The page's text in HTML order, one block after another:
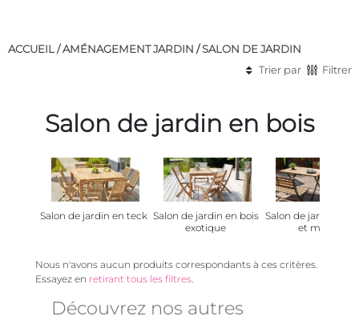
ACCUEIL /AMÉNAGEMENT JARDIN /SALON DE JARDIN
Trier par
Filtrer
Salon de jardin en bois
Salon de jardin en teck Salon de jardin en bois
exotique
Salon de jardin en
et métal
Nous n'avons aucun produits correspondants à ces critères.
Essayez en retirant tous les filtres.
Découvrez nos autres